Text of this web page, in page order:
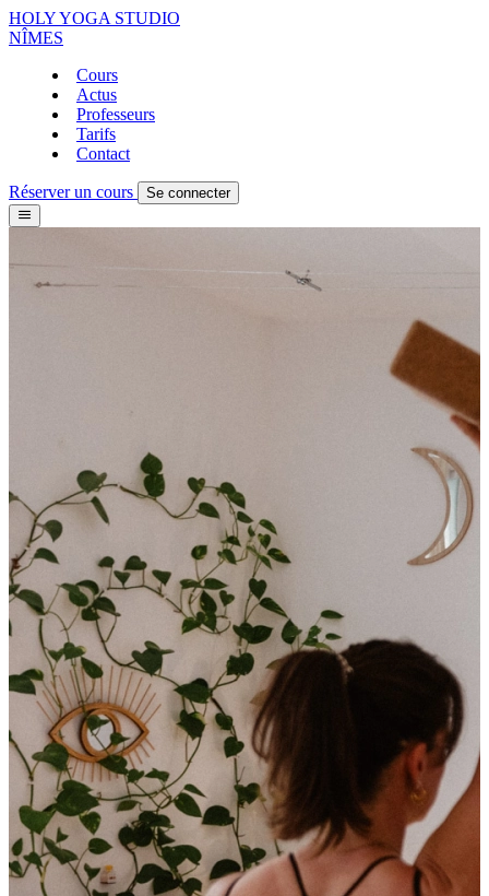
HOLY YOGA STUDIO
NÎMES
Cours
Actus
Professeurs
Tarifs
Contact
Réserver un cours Se connecter